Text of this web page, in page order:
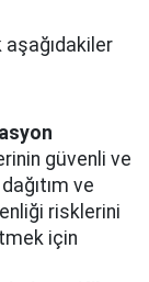
aşağıdakiler
güvenli ve
ve
risklerini
için